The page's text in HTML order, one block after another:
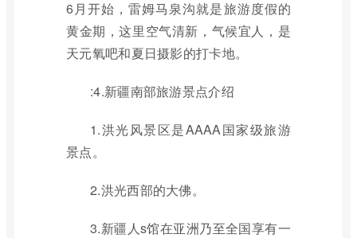
6月开始，雷姆马泉沟就是旅游度假的
黄金期，这里空气清新，气候宜人，是
天元氧吧和夏日摄影的打卡地。
:4.新疆南部旅游景点介绍
1.洪光风景区是AAAA国家级旅游
景点。
2.洪光西部的大佛。
3.新疆人s馆在亚洲乃至全国享有一